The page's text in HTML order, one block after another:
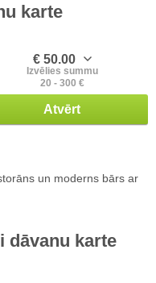
karte
€ 50.00
Izvēlies summu
20 - 300 €
Atvērt
un moderns bārs ar
dāvanu karte